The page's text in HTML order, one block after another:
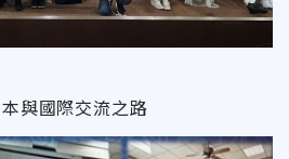
與國際交流之路